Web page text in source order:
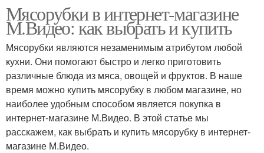
Мясорубки в интернет-магазине
М.Видео: как выбрать и купить
Мясорубки являются незаменимым атрибутом любой
кухни. Они помогают быстро и легко приготовить
различные блюда из мяса, овощей и фруктов. В наше
время можно купить мясорубку в любом магазине, но
наиболее удобным способом является покупка в
интернет-магазине М.Видео. В этой статье мы
расскажем, как выбрать и купить мясорубку в интернет-
магазине М.Видео.